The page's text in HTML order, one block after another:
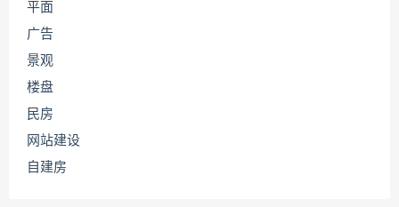
平面
广告
景观
楼盘
民房
网站建设
自建房